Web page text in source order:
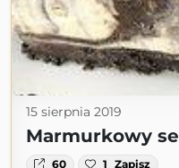
15 sierpnia 2019
Marmurkowy
60 1 Zapisz